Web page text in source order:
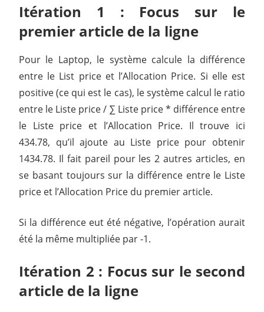
Itération 1 : Focus sur le
premier article de la ligne
Pour le Laptop, le système calcule la différence
entre le List price et l’Allocation Price. Si elle est
positive (ce qui est le cas), le système calcul le ratio
entre le Liste price / ∑ Liste price * différence entre
le Liste price et l’Allocation Price. Il trouve ici
434.78, qu’il ajoute au Liste price pour obtenir
1434.78. Il fait pareil pour les 2 autres articles, en
se basant toujours sur la différence entre le Liste
price et l’Allocation Price du premier article.
Si la différence eut été négative, l’opération aurait
été la même multipliée par -1.
Itération 2 : Focus sur le second
article de la ligne